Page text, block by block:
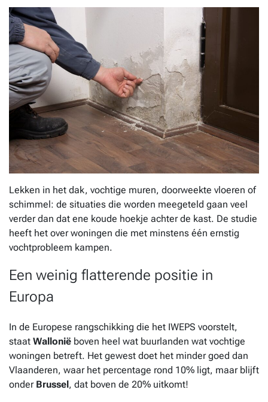
Lekken in het dak, vochtige muren, doorweekte vloeren of
schimmel: de situaties die worden meegeteld gaan veel
verder dan dat ene koude hoekje achter de kast. De studie
heeft het over woningen die met minstens één ernstig
vochtprobleem kampen.
Een weinig flatterende positie in
Europa
In de Europese rangschikking die het IWEPS voorstelt,
staat Wallonië boven heel wat buurlanden wat vochtige
woningen betreft. Het gewest doet het minder goed dan
Vlaanderen, waar het percentage rond 10% ligt, maar blijft
onder Brussel , dat boven de 20% uitkomt!